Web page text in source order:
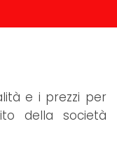
e i prezzi per
della società